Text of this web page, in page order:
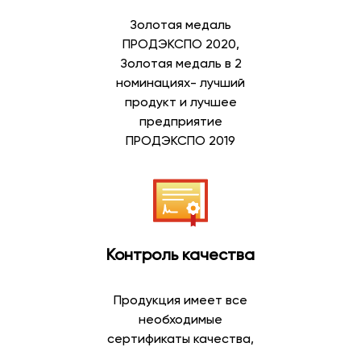
Широкий выбор позволяет подобрать воду в
соответствии с личными предпочтениями и
особенностями потребления.
Артезианская вода
Артезианская вода добывается из глубоких подземных
водоносных горизонтов, защищенных от
грунта. Благодаря естественной фильтрации такая
вода отличается стабильным составом и приятным
Преимущества артезианской воды:
природное происхождение;
добыча из глубоких скважин;
сбалансированный минеральный состав;
Золотая медаль
ПРОДЭКСПО 2020,
Золотая медаль в 2
номинациях- лучший
продукт и лучшее
предприятие
ПРОДЭКСПО 2019
Контроль качества
Продукция имеет все
необходимые
сертификаты качества,